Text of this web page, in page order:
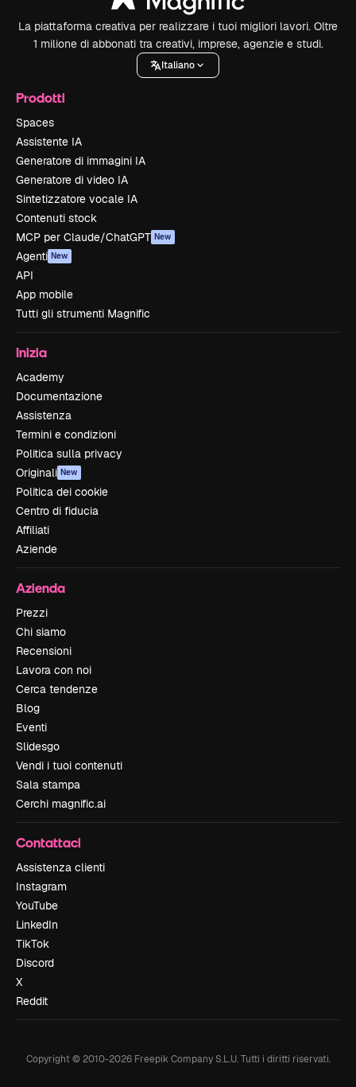
La piattaforma creativa per realizzare i tuoi migliori lavori. Oltre
1 milione di abbonati tra creativi, imprese, agenzie e studi.
Italiano
Prodotti
Spaces
Assistente IA
Generatore di immagini IA
Generatore di video IA
Sintetizzatore vocale IA
Contenuti stock
MCP per Claude/ChatGPT New
Agenti New
API
App mobile
Tutti gli strumenti Magnific
Inizia
Academy
Documentazione
Assistenza
Termini e condizioni
Politica sulla privacy
Originali New
Politica dei cookie
Centro di fiducia
Affiliati
Aziende
Azienda
Prezzi
Chi siamo
Recensioni
Lavora con noi
Cerca tendenze
Blog
Eventi
Slidesgo
Vendi i tuoi contenuti
Sala stampa
Cerchi magnific.ai
Contattaci
Assistenza clienti
Instagram
YouTube
LinkedIn
TikTok
Discord
X
Reddit
Copyright © 2010-2026Freepik Company S.L.U. Tutti i diritti riservati.